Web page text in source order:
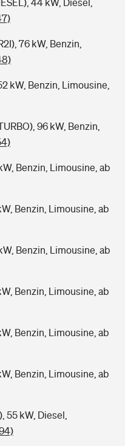
44 kW, Diesel,
76 kW, Benzin,
kW, Benzin, Limousine,
96 kW, Benzin,
Benzin, Limousine, ab
Benzin, Limousine, ab
Benzin, Limousine, ab
Benzin, Limousine, ab
Benzin, Limousine, ab
Benzin, Limousine, ab
55 kW, Diesel,